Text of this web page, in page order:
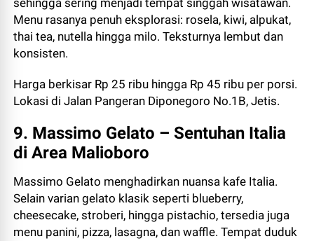
sehingga sering menjadi tempat singgah wisatawan.
Menu rasanya penuh eksplorasi: rosela, kiwi, alpukat,
thai tea, nutella hingga milo. Teksturnya lembut dan
konsisten.
Harga berkisar Rp 25 ribu hingga Rp 45 ribu per porsi.
Lokasi di Jalan Pangeran Diponegoro No.1B, Jetis.
9. Massimo Gelato – Sentuhan Italia
di Area Malioboro
Massimo Gelato menghadirkan nuansa kafe Italia.
Selain varian gelato klasik seperti blueberry,
cheesecake, stroberi, hingga pistachio, tersedia juga
menu panini, pizza, lasagna, dan waffle. Tempat duduk